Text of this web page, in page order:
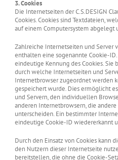
3. Cookies
Die Internetseiten der C.S.DESIGN
Cookies. Cookies sind Textdateien,
auf einem Computersystem abgelegt
Zahlreiche Internetseiten und Server
enthalten eine sogenannte Cookie-
eindeutige Kennung des Cookies. Sie
durch welche Internetseiten und
Internetbrowser zugeordnet werden
gespeichert wurde. Dies ermöglicht
und Servern, den individuellen
anderen Internetbrowsern, die
unterscheiden. Ein bestimmter
eindeutige Cookie-ID wiedererkannt
Durch den Einsatz von Cookies kann
den Nutzern dieser Internetseite
bereitstellen, die ohne die Cookie-